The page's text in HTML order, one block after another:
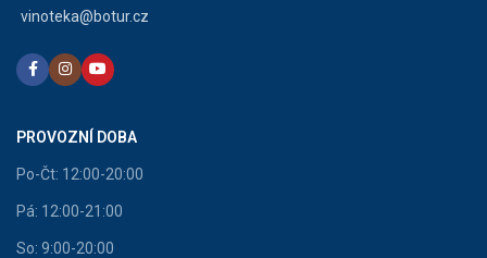
vinoteka@botur.cz
PROVOZNÍ DOBA
Po-Čt: 12:00-20:00
Pá: 12:00-21:00
So: 9:00-20:00